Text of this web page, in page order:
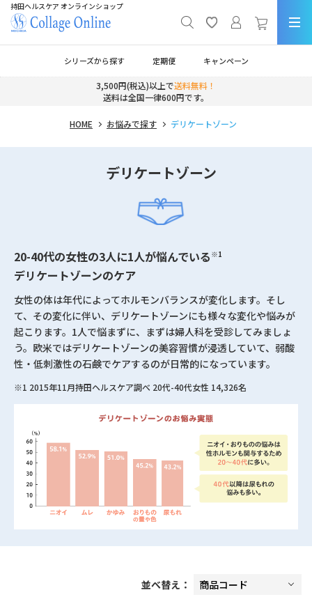
持田ヘルスケア オンラインショップ
シリーズから探す 定期便 キャンペーン
3,500円(税込)以上で送料無料！
送料は全国一律600円です。
HOME お悩みで探す デリケートゾーン
デリケートゾーン
20-40代の女性の3人に1人が悩んでいる ※1
デリケートゾーンのケア
女性の体は年代によってホルモンバランスが変化します。そし
て、その変化に伴い、デリケートゾーンにも様々な変化や悩みが
起こります。1人で悩まずに、まずは婦人科を受診してみましょ
う。欧米ではデリケートゾーンの美容習慣が浸透していて、弱酸
性・低刺激性の石鹸でケアするのが日常的になっています。
※1 2015年11月持田ヘルスケア調べ 20代-40代女性 14,326名
並べ替え：